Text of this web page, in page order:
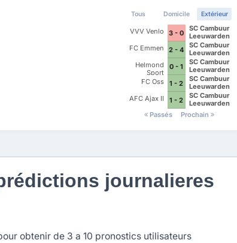
Tous Domicile Extérieur
VVV Venlo 3 - 0
SC Cambuur
Leeuwarden
FC Emmen
2 - 4
SC Cambuur
Leeuwarden
Helmond
Sport
0 - 1
SC Cambuur
Leeuwarden
FC Oss
1 - 2
SC Cambuur
Leeuwarden
AFC Ajax II
1 - 2
SC Cambuur
Leeuwarden
Passés
Prochain
journalieres
obtenir de 3 a 10 pronostics utilisateurs